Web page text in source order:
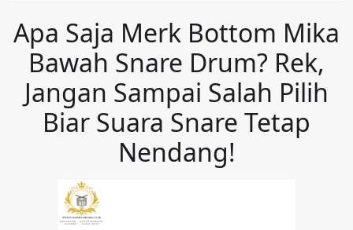
Apa Saja Merk Bottom Mika
Bawah Snare Drum? Rek,
Jangan Sampai Salah Pilih
Biar Suara Snare Tetap
Nendang!